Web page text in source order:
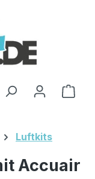
Luftkits
Accuair